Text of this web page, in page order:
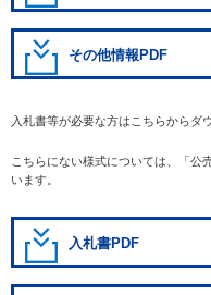
その他情報PDF
入札書等が必要な方はこちらからダ
こちらにない様式については、「公
います。
入札書PDF